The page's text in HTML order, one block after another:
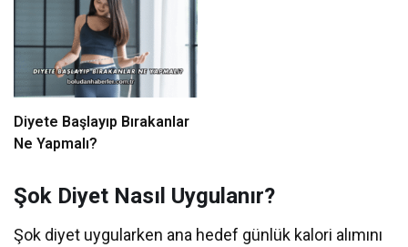
Diyete Başlayıp Bırakanlar
Ne Yapmalı?
Şok Diyet Nasıl Uygulanır?
Şok diyet uygularken ana hedef günlük kalori alımını